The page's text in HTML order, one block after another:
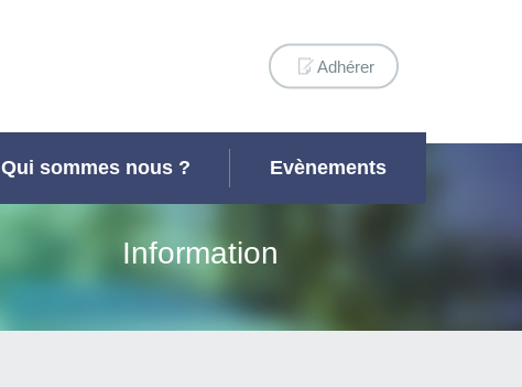
Adhérer
Qui sommes nous ? Evènements
Information